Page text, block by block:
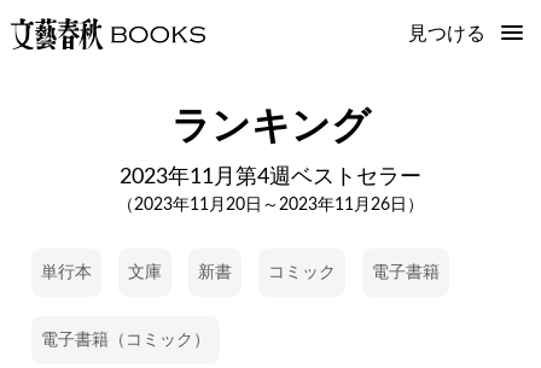
見つける
ランキング
2023年11月第4週ベストセラー
（2023年11月20日～2023年11月26日）
単行本 文庫 新書 コミック 電子書籍
電子書籍（コミック）